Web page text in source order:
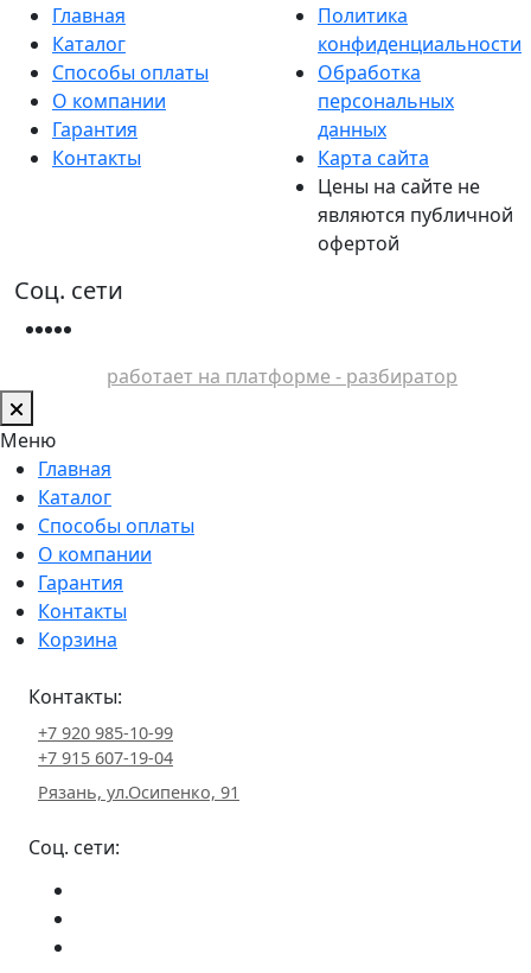
Главная
Каталог
Способы оплаты
О компании
Гарантия
Контакты
Политика
конфиденциальности
Обработка
персональных
данных
Карта сайта
Цены на сайте не
являются публичной
офертой
Соц. сети
работает на платформе - разбиратор
Меню
Главная
Каталог
Способы оплаты
О компании
Гарантия
Контакты
Корзина
Контакты:
+7 920 985-10-99
+7 915 607-19-04
Рязань, ул.Осипенко, 91
Соц. сети: